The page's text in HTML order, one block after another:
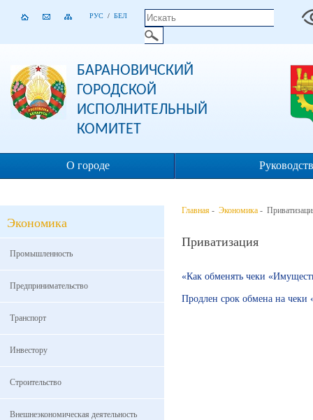
РУС / БЕЛ
БАРАНОВИЧСКИЙ
ГОРОДСКОЙ
ИСПОЛНИТЕЛЬНЫЙ
КОМИТЕТ
О городе
Экономика
Промышленность
Предпринимательство
Транспорт
Инвестору
Строительство
Внешнеэкономическая деятельность
Главная - Экономика -
Приватизация
«Как обменять чеки
Продлен срок обмена на чеки